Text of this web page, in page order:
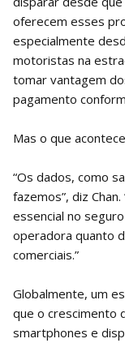
oferecem esses
especialmente
motoristas na
tomar vantagem
pagamento
Mas o que
“Os dados, como
fazemos”, diz
essencial no
operadora quanto
comerciais.”
Globalmente, um
que o crescimento
smartphones e